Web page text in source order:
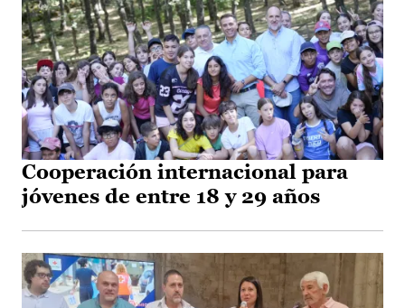
Cooperación internacional para
jóvenes de entre 18 y 29 años